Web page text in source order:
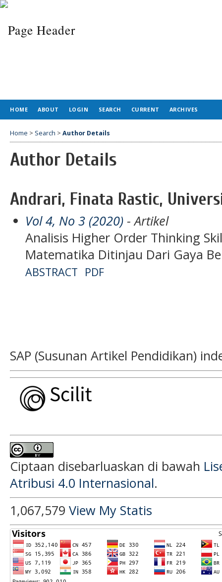
HOME ABOUT LOGIN SEARCH CURRENT ARCHIVES
Home > Search > Author Details
Author Details
Andrari, Finata Rastic,
Vol 4, No 3 (2020) - Artikel
Analisis Higher Order Thinking
Matematika Ditinjau Dari Gaya
ABSTRACT PDF
SAP (Susunan Artikel Pendidikan)
Ciptaan disebarluaskan di bawah
Atribusi 4.0 Internasional.
1,067,579 View My Statis